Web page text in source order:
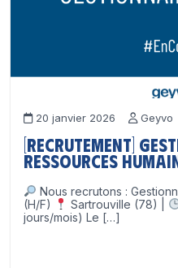
20 janvier 2026 Geyvo
[Recrutement]
Ressources
Nous recrutons :
(H/F)
Sartrouville (78) |
jours/mois) Le […]